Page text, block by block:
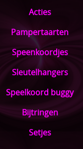
Acties
Pampertaarten
Speenkoordjes
Sleutelhangers
Speelkoord buggy
Bijtringen
Setjes